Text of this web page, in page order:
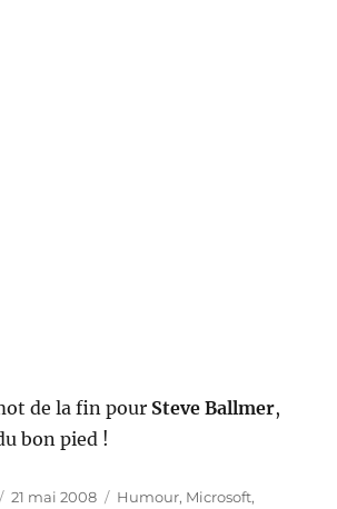
de la fin pour Steve Ballmer,
bon pied !
Publié
21 mai 2008 Catégories
Humour, Microsoft,